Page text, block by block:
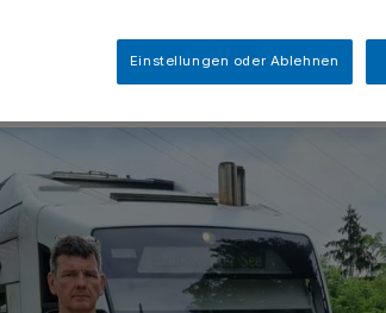
Einstellungen oder Ablehnen